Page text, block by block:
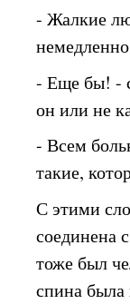
- Жалкие
- Еще бы! -
он или не
- Всем
такие,
С этими
соединена
тоже был
спина была